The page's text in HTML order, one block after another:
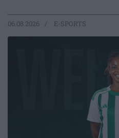
06.08.2026 E-SPORTS